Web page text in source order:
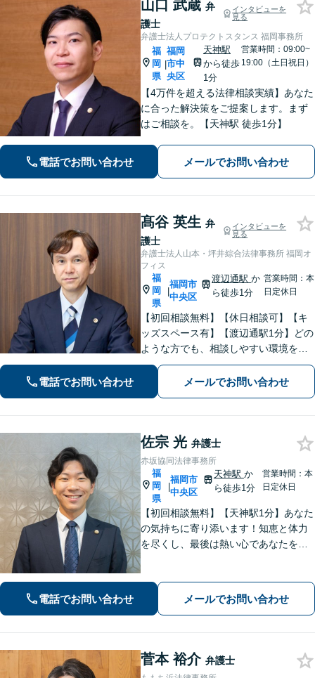
山口 武蔵 弁
護士
インタビューを
見る
弁護士法人プロテクトスタンス 福岡事務所
福
岡
県
|
福岡
市中
央区
天神駅
から徒歩
1分
営業時間：09:00~
19:00（土日祝日）
【4万件を超える法律相談実績】あなた
に合った解決策をご提案します。まず
はご相談を。【天神駅 徒歩1分】
電話でお問い合わせ メールでお問い合わせ
髙谷 英生 弁
護士
インタビューを
見る
弁護士法人山本・坪井綜合法律事務所 福岡オ
フィス
福
岡
県
|
福岡市
中央区
渡辺通駅か
ら徒歩1分
営業時間：本
日定休日
【初回相談無料】【休日相談可】【キ
ッズスペース有】【渡辺通駅1分】どの
ような方でも、相談しやすい環境を整
えています。依頼者様に寄り添った対
応を心がけています。【離婚・男女問
題】DV被害へ積極的に対応。お気軽に
電話でお問い合わせ メールでお問い合わせ
佐宗 光 弁護士
赤坂協同法律事務所
福
岡
県
|
福岡市
中央区
天神駅 か
ら徒歩1分
営業時間：本
日定休日
【初回相談無料】【天神駅1分】あなた
の気持ちに寄り添います！知恵と体力
を尽くし、最後は熱い心であなたをサ
雑談感覚で気軽にご相談ください。
【夜間・休日相談可】
電話でお問い合わせ メールでお問い合わせ
菅本 裕介 弁護士